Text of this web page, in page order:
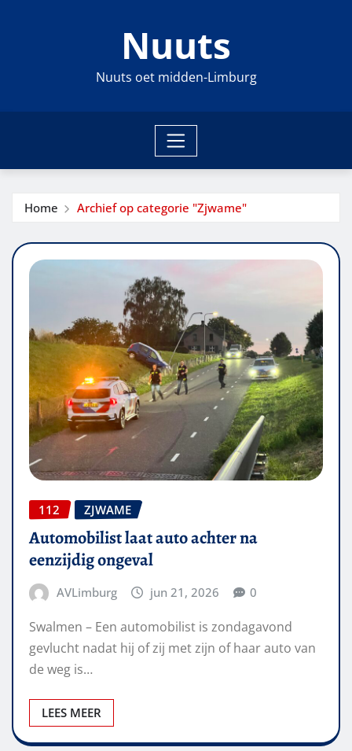
Nuuts
Nuuts oet midden-Limburg
Home Archief op categorie "Zjwame"
112 ZJWAME
Automobilist laat auto achter na
eenzijdig ongeval
AVLimburg jun 21, 2026 0
Swalmen – Een automobilist is zondagavond
gevlucht nadat hij of zij met zijn of haar auto van
de weg is…
LEES MEER